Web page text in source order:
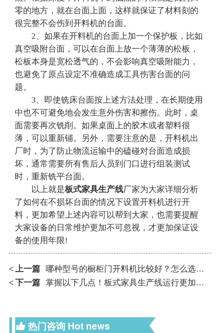
零的地方，就在台面上面，这样就保证了材料刻的
很完整不会伤到开料机的台面。
2、如果在开料机的台面上加一个保护板，比如
真空吸附台面，可以在台面上放一个薄薄的松板，
松板本身是宽松透气的，不会影响真空吸附能力，
也避免了原点设定不准确造成工具伤害台面的问
题。
3、即使铣床台面按上述方法处理，在长期使用
中也不可避免地会发生意外伤害和擦伤。此时，桌
面需要再次铣削。如果桌面上的胶木或者塑料很
薄，可以重新铺。另外，需要注意的是，开料机出
厂时，为了防止物流运输中的磕碰对台面造成损
坏，通常需要所有售后人员到门口进行组装测试
时，重新铣平台面。
以上就是板式家具生产线厂家为大家详细分析
了如何在不损坏台面的情况下设置开料机进行开
料，更加希望上述内容可以帮到大家，也需要提醒
大家设备的日常维护更加不可忽视，才更加保证设
备的使用年限!
< 上一篇 哪种型号的橱柜门开料机比较好？怎么选择型号？
< 下一篇 掌握以下几点！板式家具生产线运行更加稳定!
热门咨询 Hot news